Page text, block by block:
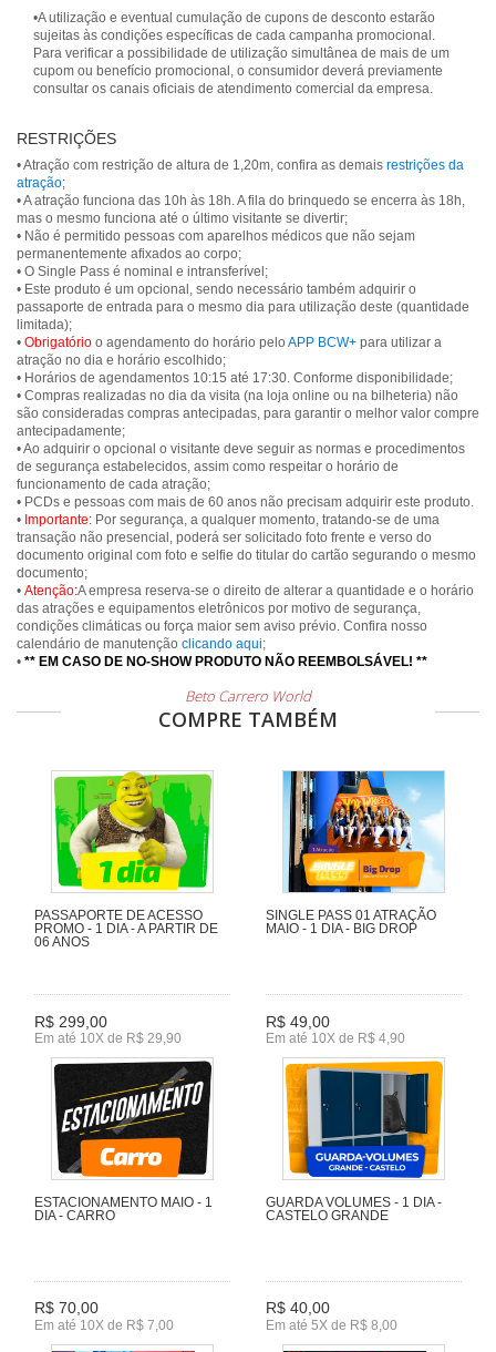
•A utilização e eventual cumulação de cupons de desconto estarão
sujeitas às condições específicas de cada campanha promocional.
Para verificar a possibilidade de utilização simultânea de mais de um
cupom ou benefício promocional, o consumidor deverá previamente
consultar os canais oficiais de atendimento comercial da empresa.
RESTRIÇÕES
• Atração com restrição de altura de 1,20m, confira as demais restrições da
atração;
• A atração funciona das 10h às 18h. A fila do brinquedo se encerra às 18h,
mas o mesmo funciona até o último visitante se divertir;
• Não é permitido pessoas com aparelhos médicos que não sejam
permanentemente afixados ao corpo;
• O Single Pass é nominal e intransferível;
• Este produto é um opcional, sendo necessário também adquirir o
passaporte de entrada para o mesmo dia para utilização deste (quantidade
limitada);
• Obrigatório o agendamento do horário pelo APP BCW+ para utilizar a
atração no dia e horário escolhido;
• Horários de agendamentos 10:15 até 17:30. Conforme disponibilidade;
• Compras realizadas no dia da visita (na loja online ou na bilheteria) não
são consideradas compras antecipadas, para garantir o melhor valor compre
antecipadamente;
• Ao adquirir o opcional o visitante deve seguir as normas e procedimentos
de segurança estabelecidos, assim como respeitar o horário de
funcionamento de cada atração;
• PCDs e pessoas com mais de 60 anos não precisam adquirir este produto.
• Importante: Por segurança, a qualquer momento, tratando-se de uma
transação não presencial, poderá ser solicitado foto frente e verso do
documento original com foto e selfie do titular do cartão segurando o mesmo
documento;
• Atenção:A empresa reserva-se o direito de alterar a quantidade e o horário
das atrações e equipamentos eletrônicos por motivo de segurança,
condições climáticas ou força maior sem aviso prévio. Confira nosso
calendário de manutenção clicando aqui;
• ** EM CASO DE NO-SHOW PRODUTO NÃO REEMBOLSÁVEL! **
Beto Carrero World
COMPRE TAMBÉM
PASSAPORTE DE ACESSO
PROMO - 1 DIA - A PARTIR DE
06 ANOS
R$ 299,00
Em até 10X de R$ 29,90
SINGLE PASS 01 ATRAÇÃO
MAIO - 1 DIA - BIG DROP
R$ 49,00
Em até 10X de R$ 4,90
ESTACIONAMENTO MAIO - 1
DIA - CARRO
R$ 70,00
Em até 10X de R$ 7,00
GUARDA VOLUMES - 1 DIA -
CASTELO GRANDE
R$ 40,00
Em até 5X de R$ 8,00